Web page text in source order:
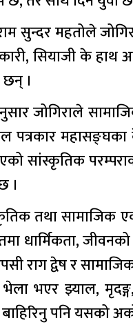
सुन्दर महतोले
सियाजी के हाथ
।
जोगिराले
पत्रकार
सांस्कृतिक
।
तथा
धार्मिकता,
राग द्वेष र
भएर झ्याल,
पनि यसको